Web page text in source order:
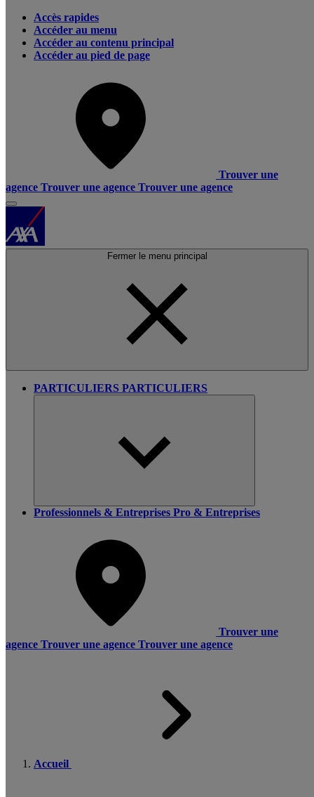
Accès rapides
Accéder au menu
Accéder au contenu principal
Accéder au pied de page
Trouver une
agence Trouver une agence Trouver une agence
Fermer le menu principal
PARTICULIERS PARTICULIERS
Professionnels & Entreprises Pro & Entreprises
Trouver une
agence Trouver une agence Trouver une agence
Accueil